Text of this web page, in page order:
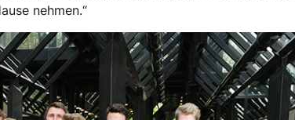
nehmen.“